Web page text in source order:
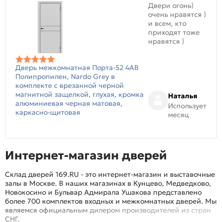
Дверь межкомнатная Порта-52 4AB
Полипропилен, Nardo Grey в
комплекте с врезанной черной
магнитной защелкой, глухая, кромка
алюминиевая черная матовая,
каркасно-щитовая
Двери огонь)
очень нравятся )
и всем, кто
приходят тоже
нравятся )
Наталья
Использует
месяц
Интернет-магазин дверей
Склад дверей 169.RU - это интернет-магазин и выставочные
залы в Москве. В наших магазинах в Кунцево, Медведково,
Новокосино и Бульвар Адмирала Ушакова представлено
более 700 комплектов входных и межкомнатных дверей. Мы
являемся официальным дилером производителей из стран
СНГ.